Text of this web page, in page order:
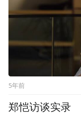
5年前
郑恺访谈实录